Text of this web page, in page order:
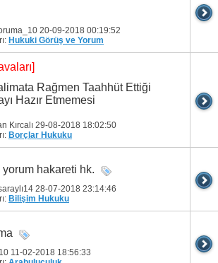
20-09-2018 00:19:52
Hukuki Görüş ve Yorum
Rağmen Taahhüt Ettiği
Hazır Etmemesi
Kırcalı 29-08-2018 18:02:50
Borçlar Hukuku
hakareti hk.
28-07-2018 23:14:46
Bilişim Hukuku
11-02-2018 18:56:33